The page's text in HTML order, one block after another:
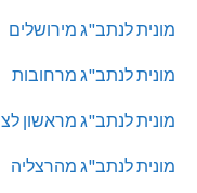
מונית לנתב"ג מירושלים
מונית לנתב"ג מרחובות
מונית לנתב"ג מראשון
מונית לנתב"ג מהרצליה